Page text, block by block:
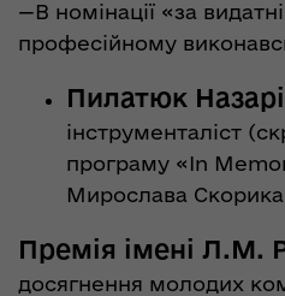
—В номінації «за
професійному
Пилатюк
інструменталіст
програму «In
Мирослава
Премія імені Л.М.
досягнення молодих